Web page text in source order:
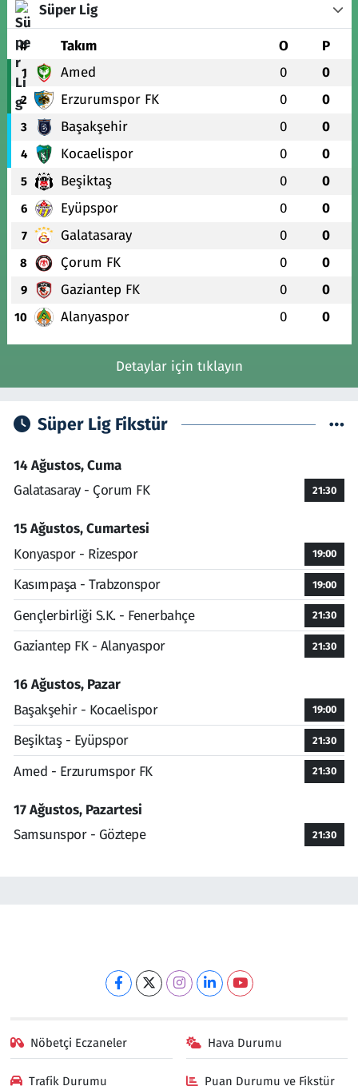
Süper Lig
# Takım O P
1 Amed 0 0
2 Erzurumspor FK 0 0
3 Başakşehir 0 0
4 Kocaelispor 0 0
5 Beşiktaş 0 0
6 Eyüpspor 0 0
7 Galatasaray 0 0
8 Çorum FK 0 0
9 Gaziantep FK 0 0
10 Alanyaspor 0 0
Detaylar için tıklayın
Süper Lig Fikstür
14 Ağustos, Cuma
Galatasaray - Çorum FK
21:30
15 Ağustos, Cumartesi
Konyaspor - Rizespor
19:00
Kasımpaşa - Trabzonspor 19:00
Gençlerbirliği S.K. - Fenerbahçe 21:30
Gaziantep FK - Alanyaspor 21:30
16 Ağustos, Pazar
Başakşehir - Kocaelispor
19:00
Beşiktaş - Eyüpspor 21:30
Amed - Erzurumspor FK 21:30
17 Ağustos, Pazartesi
Samsunspor - Göztepe
21:30
Nöbetçi Eczaneler Hava Durumu
Trafik Durumu Puan Durumu ve Fikstür